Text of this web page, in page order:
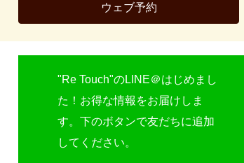
ウェブ予約
"Re Touch"のLINE＠はじめまし
た！お得な情報をお届けしま
す。下のボタンで友だちに追加
してください。